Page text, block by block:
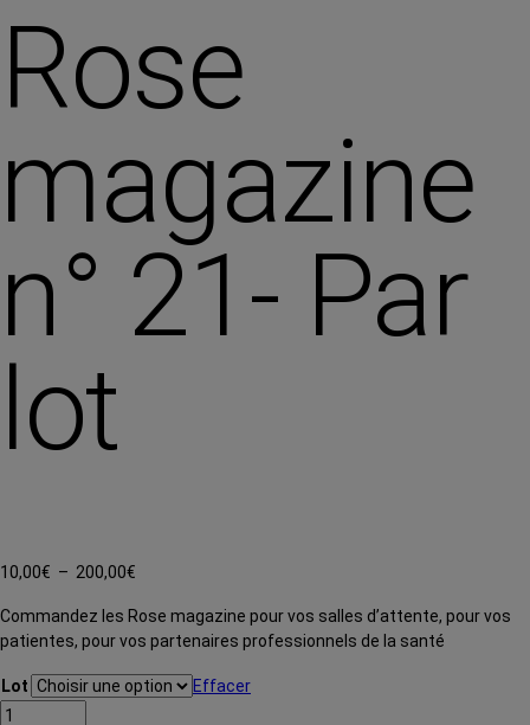
Rose
magazine
n° 21- Par
lot
10,00€ – 200,00€
prix :
10,00€
à
200,00€
Commandez les Rose magazine pour vos salles d’attente, pour vos
patientes, pour vos partenaires professionnels de la santé
Lot
Effacer
quantité